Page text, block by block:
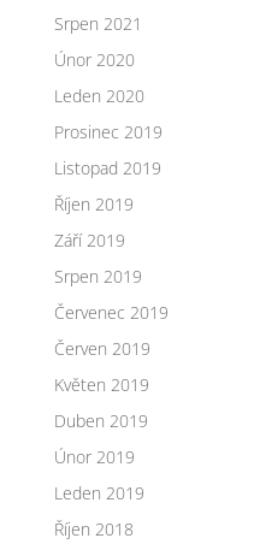
Srpen 2021
Únor 2020
Leden 2020
Prosinec 2019
Listopad 2019
Říjen 2019
Září 2019
Srpen 2019
Červenec 2019
Červen 2019
Květen 2019
Duben 2019
Únor 2019
Leden 2019
Říjen 2018